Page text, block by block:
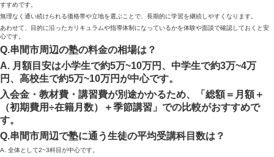
すすめです。
無理なく通い続けられる価格帯や立地を選ぶことで、長期的に学習を継続しやすくなります。
あわせて、目的に沿ったカリキュラムや指導体制になっているかを体験や面談で確認しておくと安
心です。
Q.串間市周辺の塾の料金の相場は？
A. 月額目安は小学生で約5万~10万円、中学生で約3万~4万
円、高校生で約5万~10万円が中心です。
入会金・教材費・講習費が別途かかるため、「総額＝月額＋
（初期費用÷在籍月数）＋季節講習」での比較がおすすめで
す。
Q.串間市周辺で塾に通う生徒の平均受講科目数は？
A. 全体として2~3科目が中心です。